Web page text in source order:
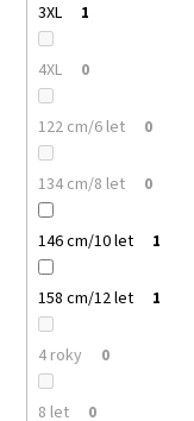
3XL 1
4XL 0
122 cm/6 let 0
134 cm/8 let 0
146 cm/10 let 1
158 cm/12 let 1
4 roky 0
8 let 0